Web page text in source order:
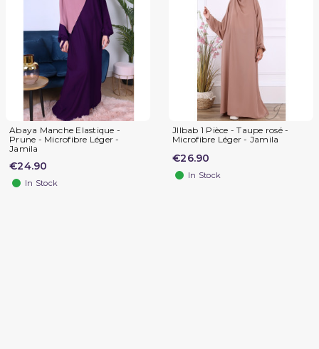
Abaya Manche Elastique -
Prune - Microfibre Léger -
Jamila
€24.90
In Stock
JIlbab 1 Pièce - Taupe rosé -
Microfibre Léger - Jamila
€26.90
In Stock